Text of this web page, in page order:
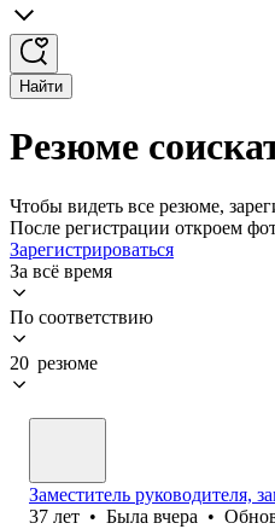
Найти
Резюме
Чтобы видеть все резюме,
После регистрации откроем
Зарегистрироваться
За всё время
По соответствию
20 резюме
Заместитель руководителя,
37 лет • Была вчера •